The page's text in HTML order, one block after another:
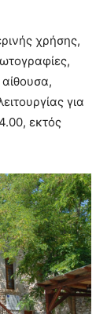
χρήσης,
για
εκτός